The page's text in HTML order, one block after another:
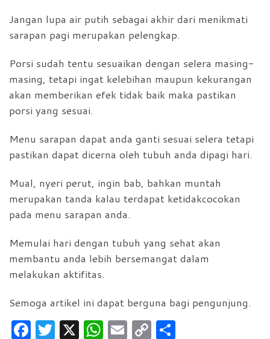
Jangan lupa air putih sebagai akhir dari menikmati
sarapan pagi merupakan pelengkap.
Porsi sudah tentu sesuaikan dengan selera masing-
masing, tetapi ingat kelebihan maupun kekurangan
akan memberikan efek tidak baik maka pastikan
porsi yang sesuai.
Menu sarapan dapat anda ganti sesuai selera tetapi
pastikan dapat dicerna oleh tubuh anda dipagi hari.
Mual, nyeri perut, ingin bab, bahkan muntah
merupakan tanda kalau terdapat ketidakcocokan
pada menu sarapan anda.
Memulai hari dengan tubuh yang sehat akan
membantu anda lebih bersemangat dalam
melakukan aktifitas.
Semoga artikel ini dapat berguna bagi pengunjung.
F T X W E C